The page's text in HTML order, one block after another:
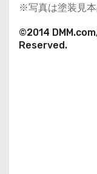
※写真は塗装見
©2014
Reserved.